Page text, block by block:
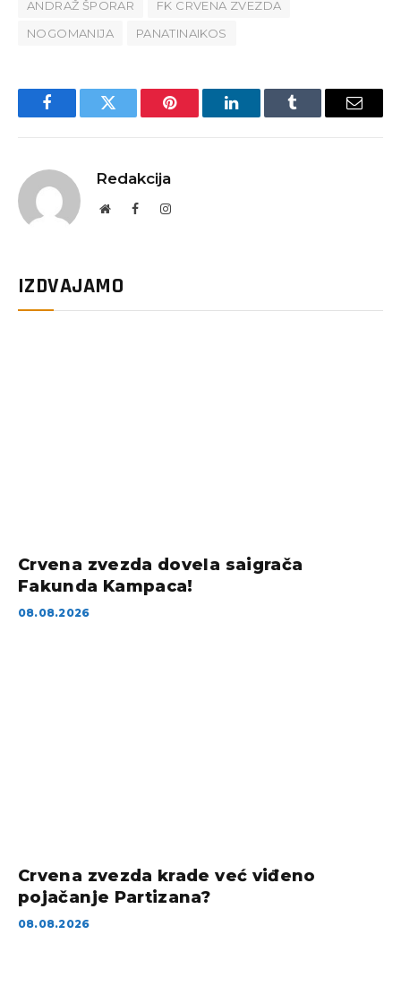
ANDRAŽ ŠPORAR
FK CRVENA ZVEZDA
NOGOMANIJA
PANATINAIKOS
FacebookTwitter Pinterest LinkedInTumblr Email
Redakcija
WebsiteFacebookInstagram
IZDVAJAMO
Crvena zvezda dovela saigrača
Fakunda Kampaca!
08.08.2026
Crvena zvezda krade već viđeno
pojačanje Partizana?
08.08.2026